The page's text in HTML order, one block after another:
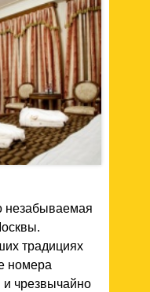
незабываемая
традициях
номера
и чрезвычайно